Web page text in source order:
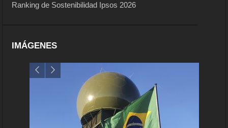
Ranking de Sostenibilidad Ipsos 2026
IMÁGENES